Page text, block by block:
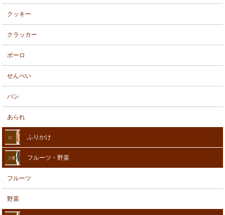
クッキー
クラッカー
ボーロ
せんべい
パン
あられ
ふりかけ
フルーツ・野菜
フルーツ
野菜